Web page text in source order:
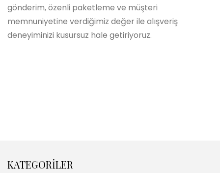
gönderim, özenli paketleme ve müşteri
memnuniyetine verdiğimiz değer ile alışveriş
deneyiminizi kusursuz hale getiriyoruz.
KATEGORİLER